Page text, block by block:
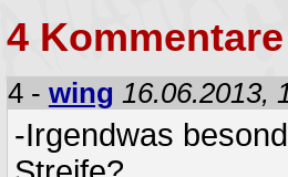
4
4 - wing 16.06.2013,
-Irgendwas